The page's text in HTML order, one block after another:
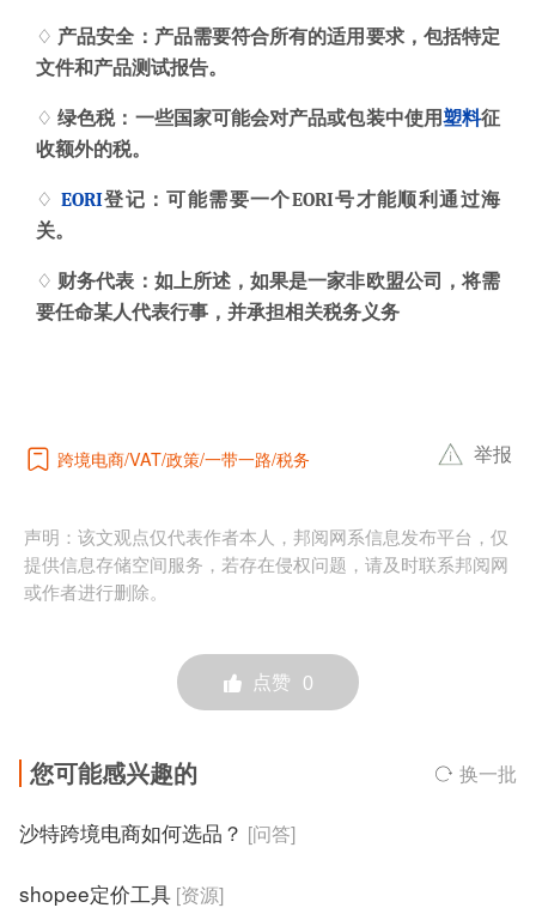
♢ 产品安全 ： 产品需要符合所有的适用要求，包括特定
文件和产品测试报告。
♢绿色税：一些国家可能会对产品或包装中使用塑料征
收额外的税。
♢ EORI登记 ：可能需要一个EORI号才能顺利通过海
关。
♢ 财务代表：如上所述，如果是一家非欧盟公司，将需
要任命某人代表行事，并承担相关税务义务
跨境电商 VAT 政策 一带一路 税务 举报
声明：该文观点仅代表作者本人，邦阅网系信息发布平台，仅
提供信息存储空间服务，若存在侵权问题，请及时联系邦阅网
或作者进行删除。
点赞 0
您可能感兴趣的 换一批
沙特跨境电商如何选品？ [问答]
shopee定价工具 [资源]